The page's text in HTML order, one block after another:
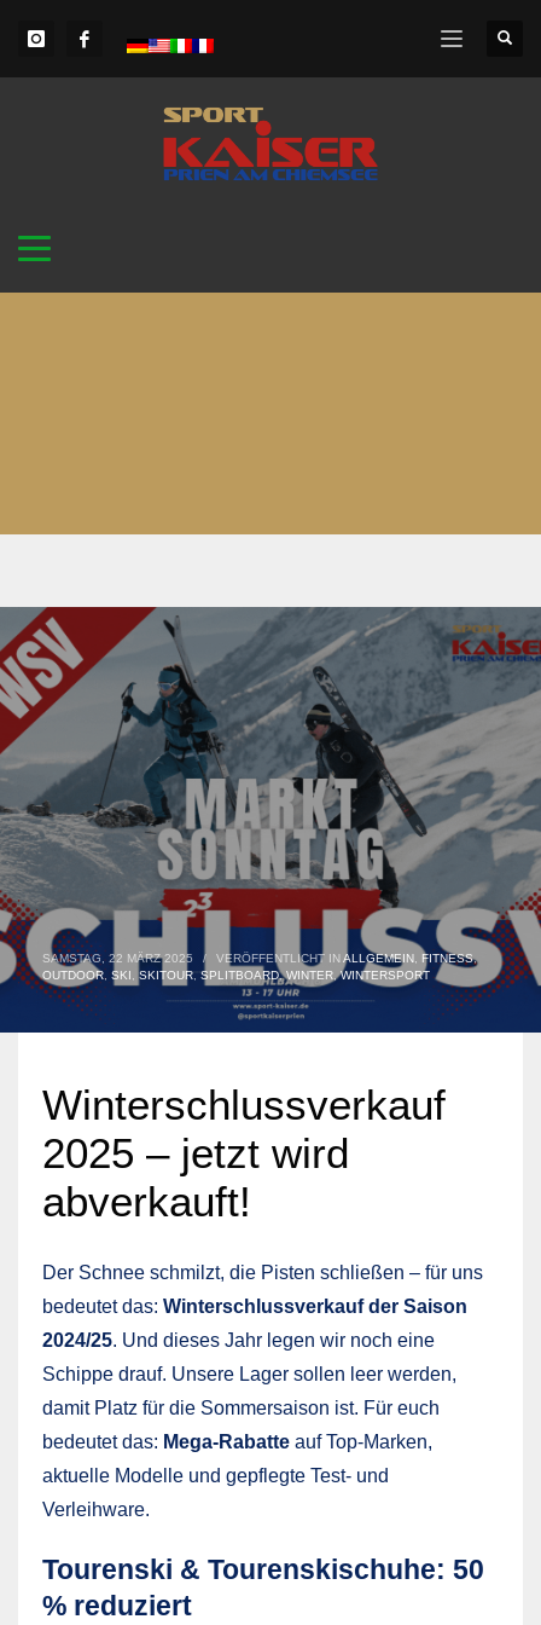
SAMSTAG, 22 MÄRZ 2025 / VERÖFFENTLICHT INALLGEMEIN, FITNESS,
OUTDOOR, SKI, SKITOUR, SPLITBOARD,WINTER,WINTERSPORT
Winterschlussverkauf
2025 – jetzt wird
abverkauft!
Der Schnee schmilzt, die Pisten schließen – für uns
bedeutet das: Winterschlussverkauf der Saison
2024/25. Und dieses Jahr legen wir noch eine
Schippe drauf. Unsere Lager sollen leer werden,
damit Platz für die Sommersaison ist. Für euch
bedeutet das: Mega-Rabatte auf Top-Marken,
aktuelle Modelle und gepflegte Test- und
Verleihware.
Tourenski & Tourenskischuhe: 50
% reduziert